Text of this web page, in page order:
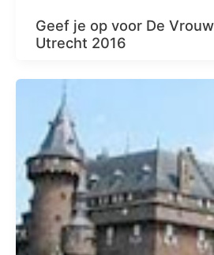
Geef je op voor De
Utrecht 2016